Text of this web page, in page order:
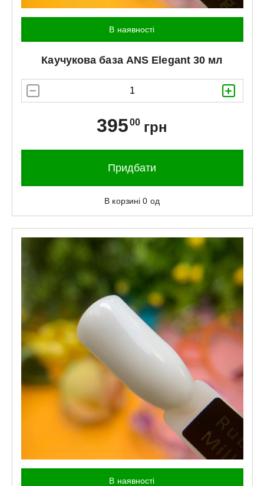
В наявності
Каучукова база ANS Elegant 30 мл
39500 грн
Придбати
В корзині0 од
В наявності